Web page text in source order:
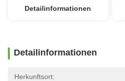
Detailinformationen
Detailinformationen
Herkunftsort: